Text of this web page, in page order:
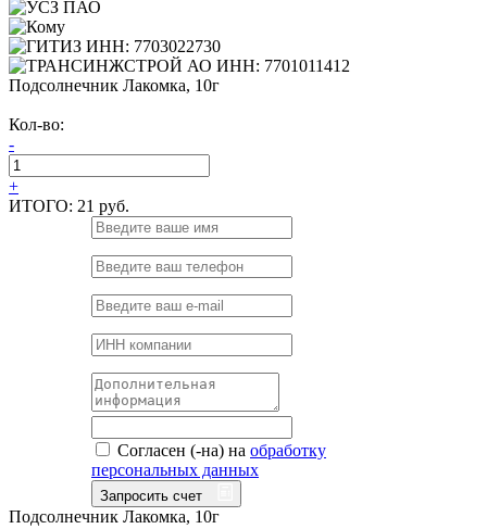
Подсолнечник Лакомка, 10г
Кол-во:
-
+
ИТОГО: 21 руб.
Согласен (-на) на обработку
персональных данных
Запросить счет
Подсолнечник Лакомка, 10г